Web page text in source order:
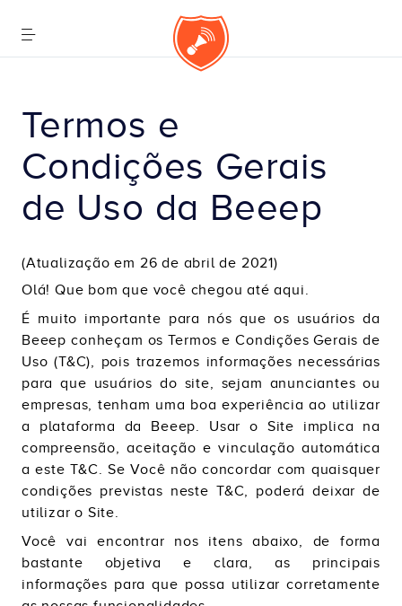
Termos e
Condições Gerais
de Uso da Beeep
(Atualização em 26 de abril de 2021)
Olá! Que bom que você chegou até aqui.
É muito importante para nós que os usuários da
Beeep conheçam os Termos e Condições Gerais de
Uso (T&C), pois trazemos informações necessárias
para que usuários do site, sejam anunciantes ou
empresas, tenham uma boa experiência ao utilizar
a plataforma da Beeep. Usar o Site implica na
compreensão, aceitação e vinculação automática
a este T&C. Se Você não concordar com quaisquer
condições previstas neste T&C, poderá deixar de
utilizar o Site.
Você vai encontrar nos itens abaixo, de forma
bastante objetiva e clara, as principais
informações para que possa utilizar corretamente